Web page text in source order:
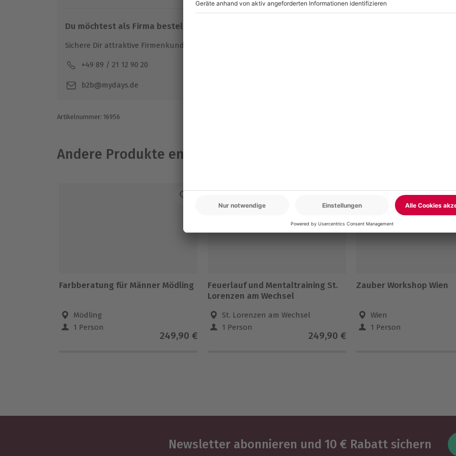
Teilnehmer
7 bis 300 Personen
Du möchtest als Firma bestellen?
Sichere Dir attraktive Firmenkunden Vorteile.
+49 89 / 21 12 90 20
b2b@mydays.de
Artikelnummer: 16956
Andere Produkte entdecken
Farbberatung für Männer Mödling
Mödling
1 Person
249,90 €
Feuerlauf und Mentaltraining St.
Lorenzen am Wechsel
St. Lorenzen am Wechsel
1 Person
249,90 €
-15% CLUB DEAL
Zauber Workshop Wien
Wien
1 Person
Newsletter abonnieren und 10 € Rabatt sichern